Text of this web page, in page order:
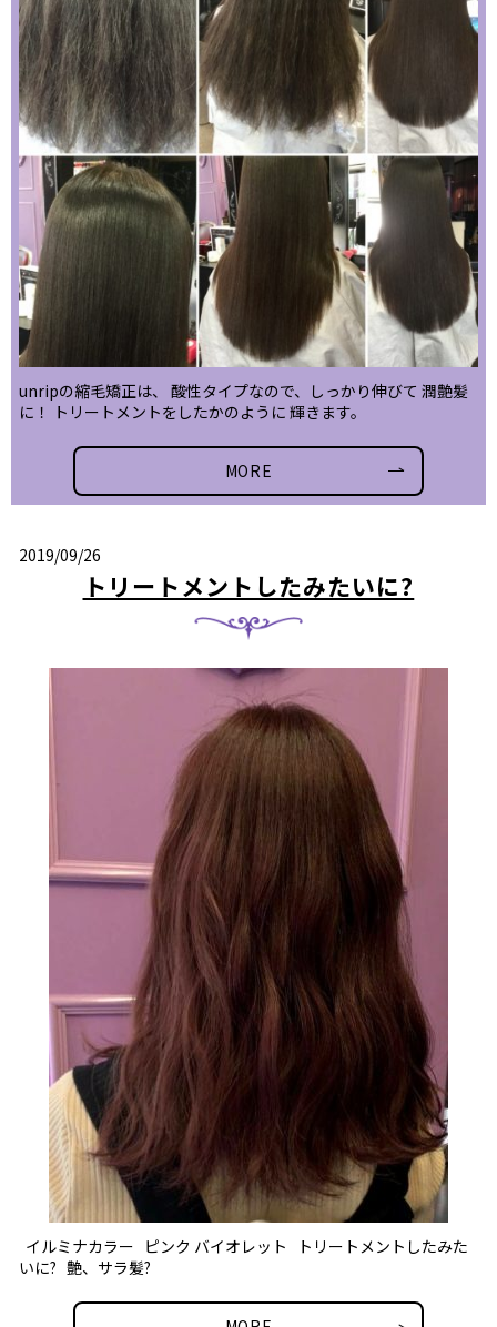
unripの縮毛矯正は、 酸性タイプなので、しっかり伸びて 潤艶髪
に！ トリートメントをしたかのように 輝きます。
MORE
2019/09/26
トリートメントしたみたいに?
イルミナカラー ピンク バイオレット トリートメントしたみた
いに? 艶、サラ髪?